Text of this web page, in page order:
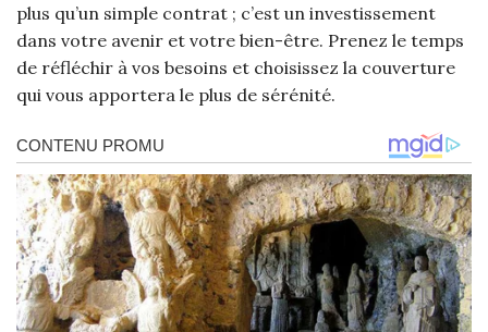
plus qu’un simple contrat ; c’est un investissement
dans votre avenir et votre bien-être. Prenez le temps
de réfléchir à vos besoins et choisissez la couverture
qui vous apportera le plus de sérénité.